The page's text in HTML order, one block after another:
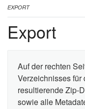
KONTAKT
EXPORT
Export
Auf der rechten
Verzeichnisses für
resultierende Zip-
sowie alle